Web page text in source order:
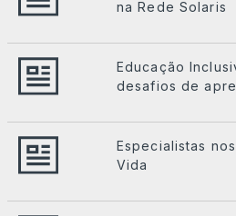
na Rede Solaris
Educação
desafios de
Especialistas
Vida